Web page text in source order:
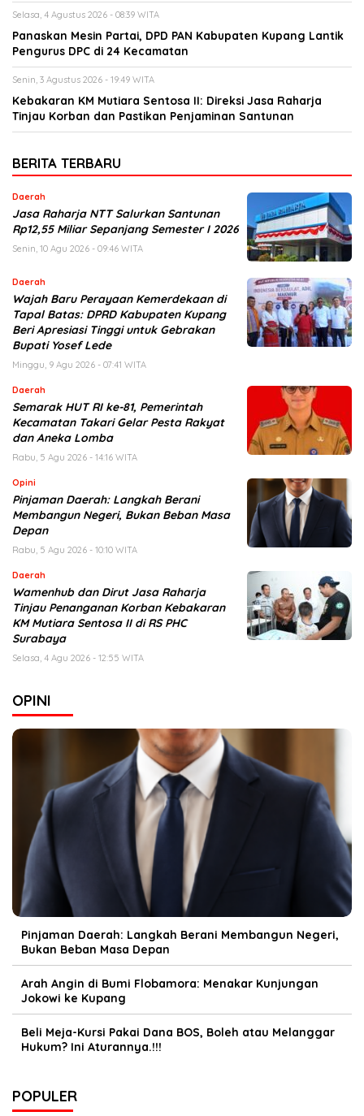
Selasa, 4 Agustus 2026 - 08:39 WITA
Panaskan Mesin Partai, DPD PAN Kabupaten Kupang Lantik
Pengurus DPC di 24 Kecamatan
Senin, 3 Agustus 2026 - 19:49 WITA
Kebakaran KM Mutiara Sentosa II: Direksi Jasa Raharja
Tinjau Korban dan Pastikan Penjaminan Santunan
BERITA TERBARU
Daerah
Jasa Raharja NTT Salurkan Santunan
Rp12,55 Miliar Sepanjang Semester I 2026
Senin, 10 Agu 2026 - 09:46 WITA
Daerah
Wajah Baru Perayaan Kemerdekaan di
Tapal Batas: DPRD Kabupaten Kupang
Beri Apresiasi Tinggi untuk Gebrakan
Bupati Yosef Lede
Minggu, 9 Agu 2026 - 07:41 WITA
Daerah
Semarak HUT RI ke-81, Pemerintah
Kecamatan Takari Gelar Pesta Rakyat
dan Aneka Lomba
Rabu, 5 Agu 2026 - 14:16 WITA
Opini
Pinjaman Daerah: Langkah Berani
Membangun Negeri, Bukan Beban Masa
Depan
Rabu, 5 Agu 2026 - 10:10 WITA
Daerah
Wamenhub dan Dirut Jasa Raharja
Tinjau Penanganan Korban Kebakaran
KM Mutiara Sentosa II di RS PHC
Surabaya
Selasa, 4 Agu 2026 - 12:55 WITA
OPINI
Pinjaman Daerah: Langkah Berani Membangun Negeri,
Bukan Beban Masa Depan
Arah Angin di Bumi Flobamora: Menakar Kunjungan
Jokowi ke Kupang
Beli Meja-Kursi Pakai Dana BOS, Boleh atau Melanggar
Hukum? Ini Aturannya.!!!
POPULER